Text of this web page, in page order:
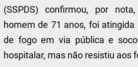
(SSPDS) confirmou, por
homem de 71 anos, foi
de fogo em via pública e
hospitalar, mas não resistiu aos